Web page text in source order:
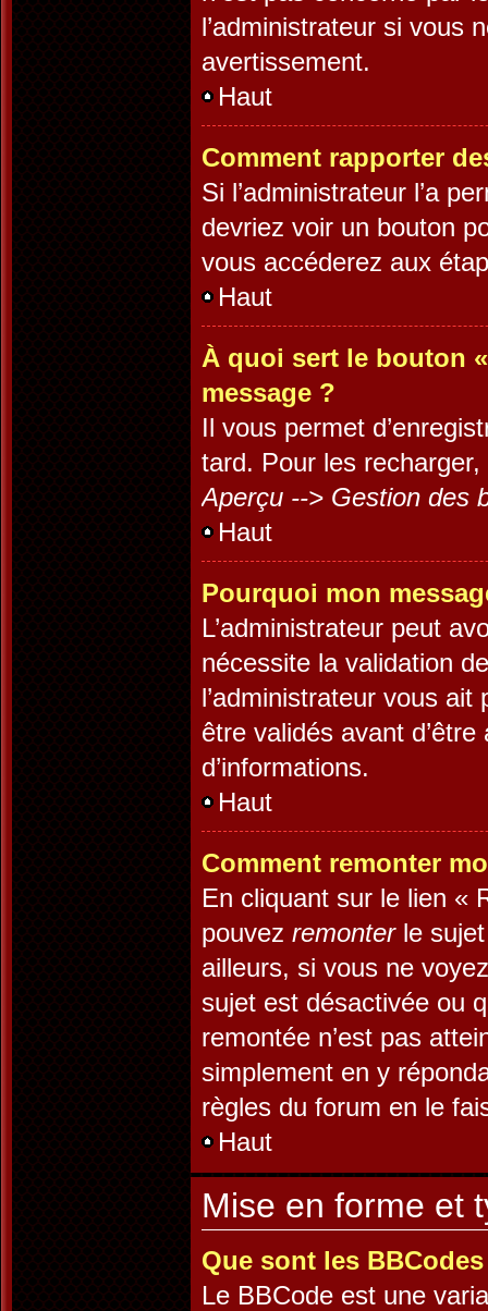
l’administrateur si vous
avertissement.
Haut
Comment rapporter
Si l’administrateur l’a
devriez voir un bouton
vous accéderez aux
Haut
À quoi sert le bouton
message ?
Il vous permet
tard. Pour les
Aperçu --> Gestion des
Haut
Pourquoi mon
L’administrateur peut
nécessite la validation
l’administrateur vous
être validés avant
d’informations.
Haut
Comment remonter
En cliquant sur le lien «
pouvez remonterle sujet
ailleurs, si vous ne
sujet est désactivée ou
remontée n’est pas
simplement en y
règles du forum en le
Haut
Mise en forme et
Que sont les
Le BBCode est une